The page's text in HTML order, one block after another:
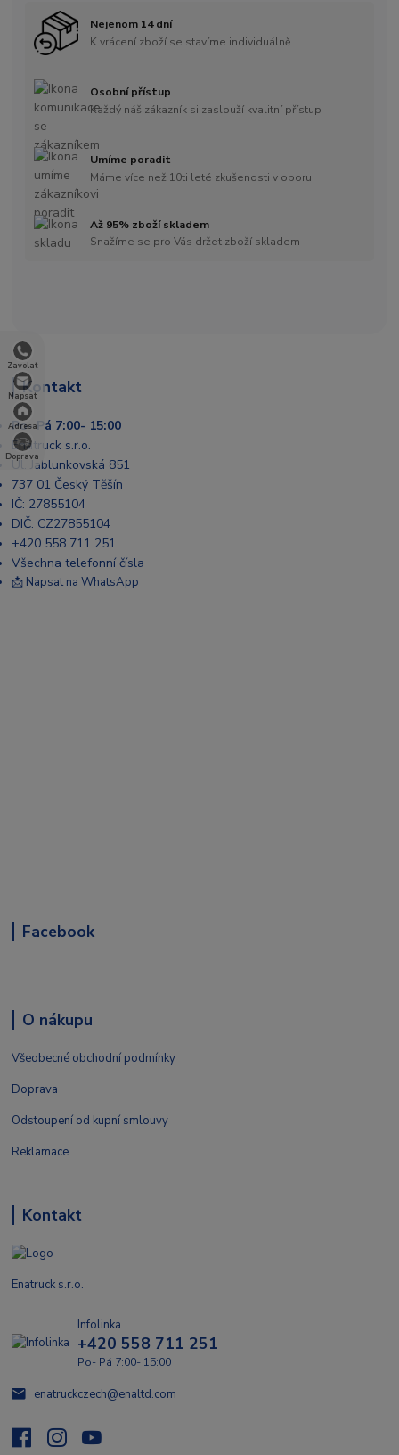
Zavolat
Napsat
Adresa
Doprava
Nejenom 14 dní
K vrácení zboží se stavíme individuálně
Osobní přístup
Každý náš zákazník si zaslouží kvalitní přístup
Umíme poradit
Máme více než 10ti leté zkušenosti v oboru
Až 95% zboží skladem
Snažíme se pro Vás držet zboží skladem
Kontakt
Po- Pá 7:00- 15:00
Enatruck s.r.o.
Ul. Jablunkovská 851
737 01 Český Těšín
IČ: 27855104
DIČ: CZ27855104
+420 558 711 251
Všechna telefonní čísla
📩 Napsat na WhatsApp
Facebook
O nákupu
Všeobecné obchodní podmínky
Doprava
Odstoupení od kupní smlouvy
Reklamace
Kontakt
Enatruck s.r.o.
Infolinka
+420 558 711 251
Po- Pá 7:00- 15:00
enatruckczech@enaltd.com